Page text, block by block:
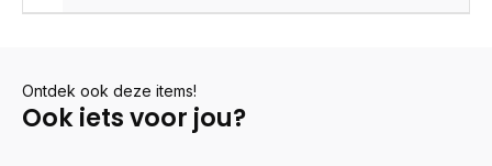
Ontdek ook deze items!
Ook iets voor jou?